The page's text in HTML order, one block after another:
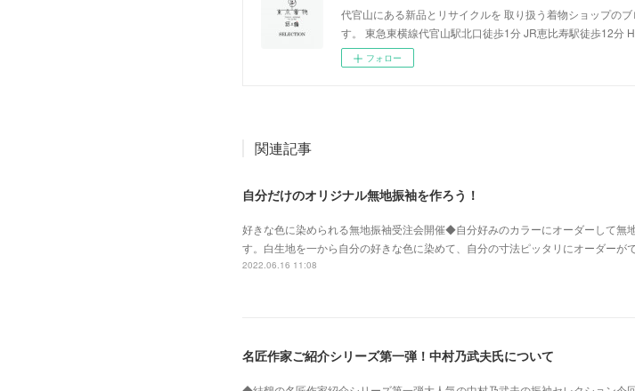
代官山にある新品とリサイクルを 取り扱う着物ショップの
す。 東急東横線代官山駅北口徒歩1分 JR恵比寿駅徒歩12分
フォロー
関連記事
自分だけのオリジナル無地振袖を作ろう！
好きな色に染められる無地振袖受注会開催◆自分好みのカラーにオーダーして無
す。白生地を一から自分の好きな色に染めて、自分の寸法ピッタリにオーダーが
2022.06.16 11:08
名匠作家ご紹介シリーズ第一弾！中村乃武夫氏について